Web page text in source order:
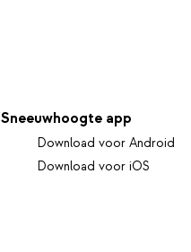
Sneeuwhoogte app
Download voor Android
Download voor iOS